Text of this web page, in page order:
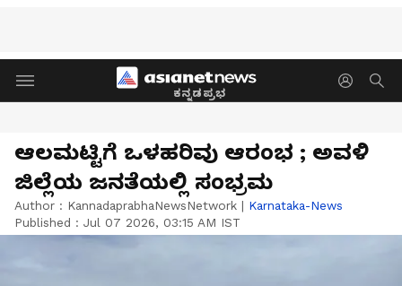
ಕನ್ನಡಪ್ರಭ
ಆಲಮಟ್ಟಿಗೆ ಒಳಹರಿವು ಆರಂಭ ; ಅವಳಿ
ಜಿಲ್ಲೆಯ ಜನತೆಯಲ್ಲಿ ಸಂಭ್ರಮ
Author : KannadaprabhaNewsNetwork | Karnataka-News
Published : Jul 07 2026, 03:15 AM IST